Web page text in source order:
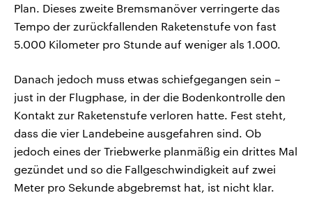
Plan. Dieses zweite Bremsmanöver verringerte das
Tempo der zurückfallenden Raketenstufe von fast
5.000 Kilometer pro Stunde auf weniger als 1.000.
Danach jedoch muss etwas schiefgegangen sein –
just in der Flugphase, in der die Bodenkontrolle den
Kontakt zur Raketenstufe verloren hatte. Fest steht,
dass die vier Landebeine ausgefahren sind. Ob
jedoch eines der Triebwerke planmäßig ein drittes Mal
gezündet und so die Fallgeschwindigkeit auf zwei
Meter pro Sekunde abgebremst hat, ist nicht klar.